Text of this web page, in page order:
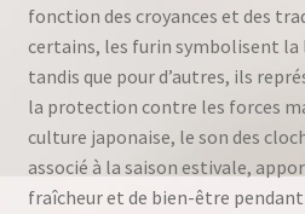
fonction des croyances et des
certains, les furin symbolisent
tandis que pour d’autres, ils
la protection contre les forces
culture japonaise, le son des
associé à la saison estivale,
fraîcheur et de bien-être pendant